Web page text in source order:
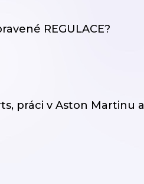
REGULACE?
práci v Aston Martinu a